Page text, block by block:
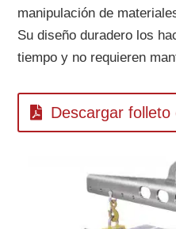
manipulación de
Su diseño duradero los
tiempo y no requieren
Descargar